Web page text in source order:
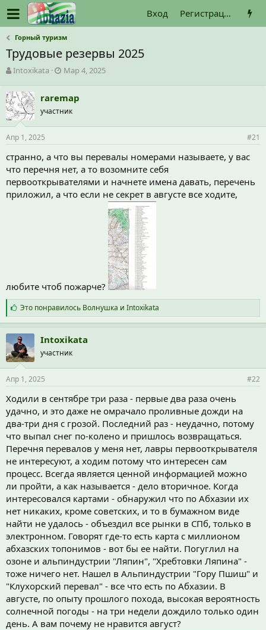
Вход Регистрация
Горный туризм
Трудовые резервы 2025
А
т
о
р
т
е
м
ы
Intoxikata
Д
а
н
а
л
а
Мар 4, 2025
raremap
участник
Апр 1, 2025 #21
странно, а что вы перевалы номерами называете, у вас
что перечня нет, а то возомните себя
первооткрывателями и начнете имена давать, перечень
приложил, а что если не секрет в августе все ходите,
любите чтоб пожарче?
С
и
м
п
а
т
и
Это понравилось Волнушка и Intoxikata
Intoxikata
участник
Апр 1, 2025 #22
Ходили в сентябре три раза - первые два раза очень
удачно, и это даже не омрачало проливные дожди на
два-три дня с грозой. Последний раз - неудачно, потому
что выпал снег по-колено и пришлось возвращаться.
Перечня перевалов у меня нет, лавры первооткрывателя
не интересуют, а ходим потому что интересен сам
процесс. Всегда является ценной информацией можно
ли пройти, а как называется - дело вторичное. Когда
интересовался картами - обнаружил что по Абхазии их
нет никаких, кроме советских, и то в бумажном виде
найти не удалось - объездил все рынки в СПб, только в
электронном. Говорят где-то есть карта с миллионом
абхазских топонимов - вот бы ее найти. Погуглил на
озоне и альпиндустрии "Ляпин", "Хребтовки Ляпина" -
тоже ничего нет. Нашел в Альпиндустрии "Гору Пшиш" и
"Клухорский перевал" - все что есть по Абхазии. В
августе, по опыту прошлого похода, высокая вероятность
солнечной погоды - на три недели дождило только один
день. А вам почему не нравится август?